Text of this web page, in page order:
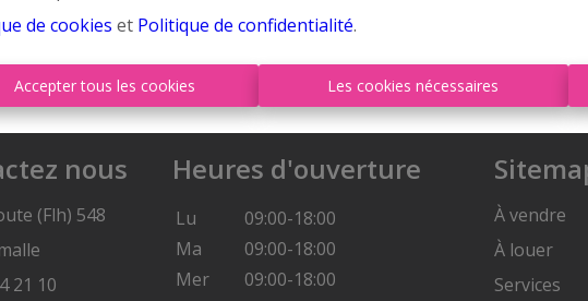
de cookies et Politique de confidentialité.
Accepter tous les cookies Les cookies nécessaires
nous
(Flh) 548
21 10
Heures d'ouverture
Lu
09:00-18:00
Ma
09:00-18:00
Mer
09:00-18:00
À vendre
À louer
Services